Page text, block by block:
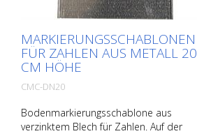
MARKIERUNGSSCHABLONEN
FÜR ZAHLEN AUS METALL 20
CM HÖHE
CMC-DN20
Bodenmarkierungsschablone aus
verzinktem Blech für Zahlen. Auf der